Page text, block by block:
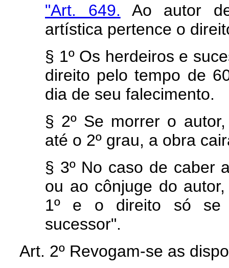
"Art. 649. Ao autor
artística pertence o
§ 1º Os herdeiros e
direito pelo tempo de
dia de seu falecimento.
§ 2º Se morrer o
até o 2º grau, a obra
§ 3º No caso de caber
ou ao cônjuge do
1º e o direito só se
sucessor".
Art. 2º Revogam-se as